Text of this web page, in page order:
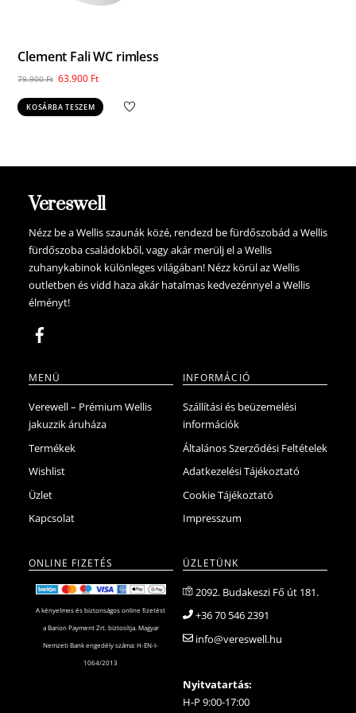
Clement Fali WC rimless
79.900Ft Original
price
was:
63.900 FtCurrent
price
is:
KOSÁRBA TESZEM
Vereswell
Nézz be a Wellis szaunák közé, rendezd be fürdőszobád a Wellis
fürdőszoba családokből, vagy akár merülj el a Wellis
zuhanykabinok különleges világában! Nézz körül az Wellis
outletben és vidd haza akár hatalmas kedvezénnyel a Wellis
élményt!
MENÜ
Verewell – Prémium Wellis
jakuzzik áruháza
Termékek
Wishlist
Üzlet
Kapcsolat
INFORMÁCIÓ
Szállítási és beüzemelési
információk
Általános Szerződési Feltételek
Adatkezelési Tájékoztató
Cookie Tájékoztató
Impresszum
ONLINE FIZETÉS
A kényelmes és biztonságos online fizetést
a Barion Payment Zrt. biztosítja. Magyar
Nemzeti Bank engedély száma: H-EN-I-
1064/2013
ÜZLETÜNK
2092. Budakeszi Fő út 181.
+36 70 546 2391
info@vereswell.hu
Nyitvatartás:
H-P 9:00-17:00